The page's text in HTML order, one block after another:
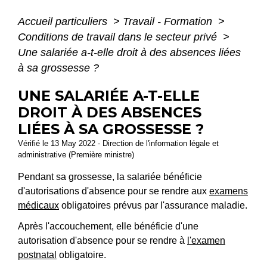
Accueil particuliers > Travail - Formation >
Conditions de travail dans le secteur privé >
Une salariée a-t-elle droit à des absences liées
à sa grossesse ?
UNE SALARIÉE A-T-ELLE
DROIT À DES ABSENCES
LIÉES À SA GROSSESSE ?
Vérifié le 13 May 2022 - Direction de l'information légale et
administrative (Première ministre)
Pendant sa grossesse, la salariée bénéficie
d'autorisations d'absence pour se rendre aux examens
médicaux obligatoires prévus par l'assurance maladie.
Après l'accouchement, elle bénéficie d'une
autorisation d'absence pour se rendre à l'examen
postnatal obligatoire.